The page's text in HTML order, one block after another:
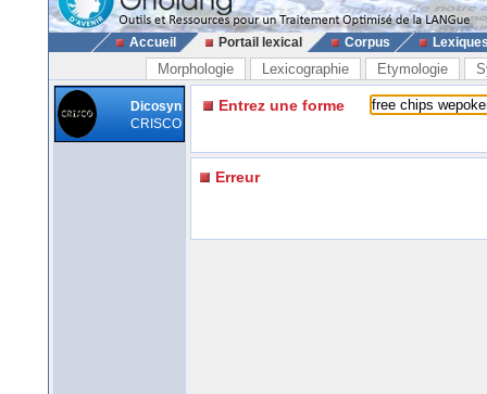
Accueil Portail lexical Corpus
Morphologie Lexicographie Etymologie
Dicosyn
CRISCO
Entrez une forme
Erreur